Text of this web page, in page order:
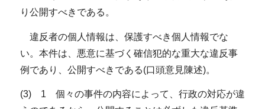
り公開すべきである。
違反者の個人情報は、保護すべき個人情報でな
い。本件は、悪意に基づく確信犯的な重大な違反事
例であり、公開すべきである(口頭意見陳述)。
(3) 1 個々の事件の内容によって、行政の対応が違